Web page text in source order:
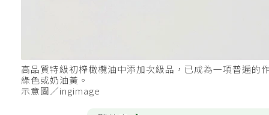
高品質特級初榨橄欖油中添加次級品，已成為一項普遍
綠色或奶油黃。
示意圖／ingimage